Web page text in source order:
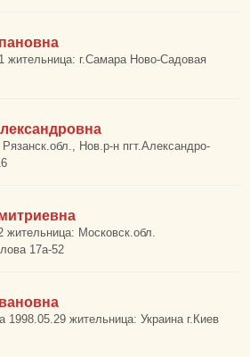
жительница: г.Самара Ново-Садовая
Нов.р-н пгт.Александро-
жительница: Московск.обл.
17а-52
1998.05.29 жительница: Украина г.Киев